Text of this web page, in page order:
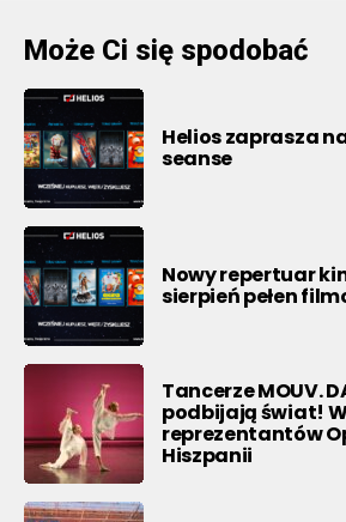
Może Ci się spodobać
Helios zaprasza
seanse
Nowy repertuar
sierpień pełen
Tancerze MOUV.
podbijają świat!
reprezentantów
Hiszpanii